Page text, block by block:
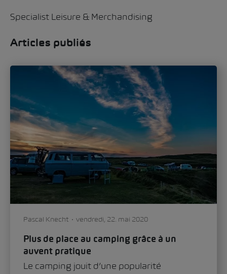
Specialist Leisure & Merchandising
Articles publiés
Pascal Knecht vendredi, 22. mai 2020
Plus de place au camping grâce à un
auvent pratique
Le camping jouit d’une popularité